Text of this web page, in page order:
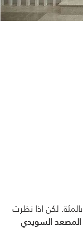
اعلى سعراً من المصاعد التقليدية بنسبة 15- 30 بالمئة. لكن اذا نظرت
المصعد السويدي